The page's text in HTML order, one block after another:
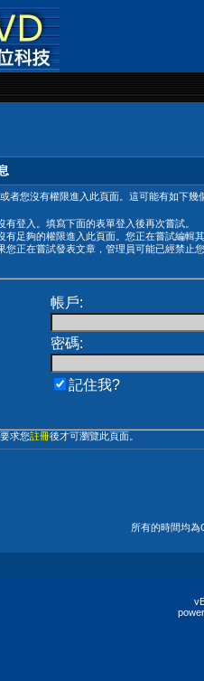
者您沒有權限進入此頁面。這可能有如下幾
有登入。填寫下面的表單登入後再次嘗試。
有足夠的權限進入此頁面。您正在嘗試編輯
您正在嘗試發表文章，管理員可能已經禁止
帳戶:
密碼:
記住我?
求您註冊後才可瀏覽此頁面。
所有的時間均為